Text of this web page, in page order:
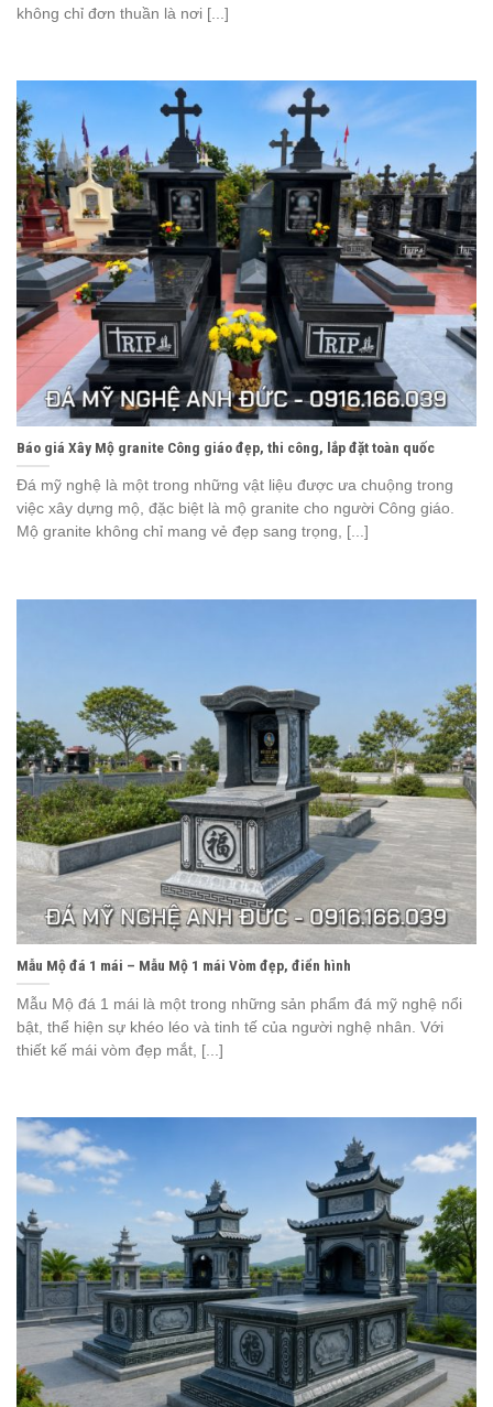
không chỉ đơn thuần là nơi [...]
Báo giá Xây Mộ granite Công giáo đẹp, thi công, lắp đặt toàn quốc
Đá mỹ nghệ là một trong những vật liệu được ưa chuộng trong
việc xây dựng mộ, đặc biệt là mộ granite cho người Công giáo.
Mộ granite không chỉ mang vẻ đẹp sang trọng, [...]
Mẫu Mộ đá 1 mái – Mẫu Mộ 1 mái Vòm đẹp, điển hình
Mẫu Mộ đá 1 mái là một trong những sản phẩm đá mỹ nghệ nổi
bật, thể hiện sự khéo léo và tinh tế của người nghệ nhân. Với
thiết kế mái vòm đẹp mắt, [...]